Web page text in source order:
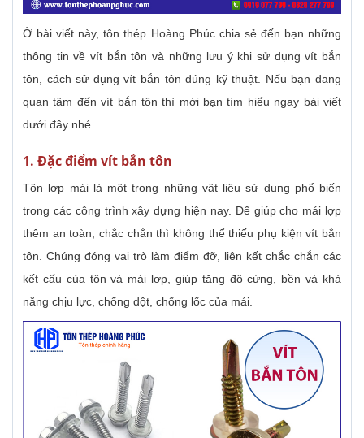
Ở bài viết này, tôn thép Hoàng Phúc chia sẻ đến bạn những
thông tin về vít bắn tôn và những lưu ý khi sử dụng vít bắn
tôn, cách sử dụng vít bắn tôn đúng kỹ thuật. Nếu bạn đang
quan tâm đến vít bắn tôn thì mời bạn tìm hiểu ngay bài viết
dưới đây nhé.
1. Đặc điểm vít bắn tôn
Tôn lợp mái là một trong những vật liệu sử dụng phổ biến
trong các công trình xây dựng hiện nay. Để giúp cho mái lợp
thêm an toàn, chắc chắn thì không thể thiếu phụ kiện vít bắn
tôn. Chúng đóng vai trò làm điểm đỡ, liên kết chắc chắn các
kết cấu của tôn và mái lợp, giúp tăng độ cứng, bền và khả
năng chịu lực, chống dột, chống lốc của mái.